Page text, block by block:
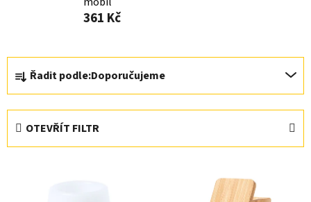
361 Kč
z
Řadit podle:Doporučujeme
OTEVŘÍT FILTR